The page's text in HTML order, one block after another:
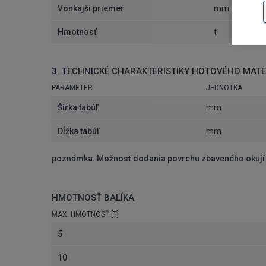
Vonkajší priemer mm
Hmotnosť t
3. TECHNICKÉ CHARAKTERISTIKY HOTOVÉHO
PARAMETER JEDNOTKA
Šírka tabúľ mm
Dĺžka tabúľ mm
poznámka: Možnosť dodania povrchu zbaveného
HMOTNOSŤ BALÍKA
MAX. HMOTNOSŤ [T]
5
10